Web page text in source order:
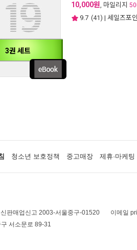
3권 세트
10,000원, 마일리지
9.7 (41) | 세일즈포
청소년 보호정책 중고매장 제휴·마케팅
판매업신고 2003-서울중구-01520
이메일
서소문로 89-31